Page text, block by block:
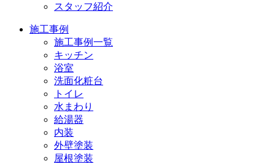
スタッフ紹介
施工事例
施工事例一覧
キッチン
浴室
洗面化粧台
トイレ
水まわり
給湯器
内装
外壁塗装
屋根塗装